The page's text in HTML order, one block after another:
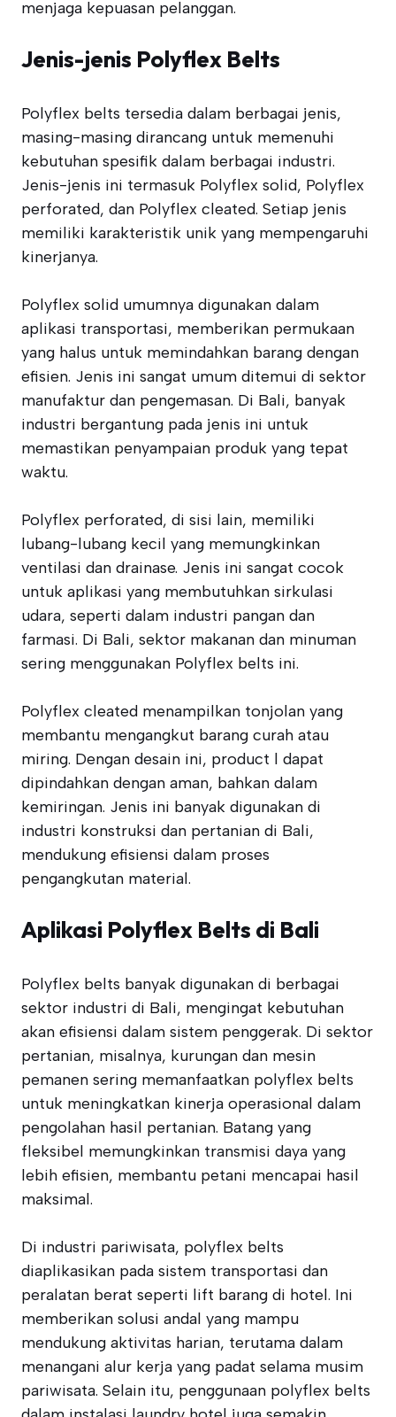
menjaga kepuasan pelanggan.
Jenis-jenis Polyflex Belts
Polyflex belts tersedia dalam berbagai jenis,
masing-masing dirancang untuk memenuhi
kebutuhan spesifik dalam berbagai industri.
Jenis-jenis ini termasuk Polyflex solid, Polyflex
perforated, dan Polyflex cleated. Setiap jenis
memiliki karakteristik unik yang mempengaruhi
kinerjanya.
Polyflex solid umumnya digunakan dalam
aplikasi transportasi, memberikan permukaan
yang halus untuk memindahkan barang dengan
efisien. Jenis ini sangat umum ditemui di sektor
manufaktur dan pengemasan. Di Bali, banyak
industri bergantung pada jenis ini untuk
memastikan penyampaian produk yang tepat
waktu.
Polyflex perforated, di sisi lain, memiliki
lubang-lubang kecil yang memungkinkan
ventilasi dan drainase. Jenis ini sangat cocok
untuk aplikasi yang membutuhkan sirkulasi
udara, seperti dalam industri pangan dan
farmasi. Di Bali, sektor makanan dan minuman
sering menggunakan Polyflex belts ini.
Polyflex cleated menampilkan tonjolan yang
membantu mengangkut barang curah atau
miring. Dengan desain ini, product l dapat
dipindahkan dengan aman, bahkan dalam
kemiringan. Jenis ini banyak digunakan di
industri konstruksi dan pertanian di Bali,
mendukung efisiensi dalam proses
pengangkutan material.
Aplikasi Polyflex Belts di Bali
Polyflex belts banyak digunakan di berbagai
sektor industri di Bali, mengingat kebutuhan
akan efisiensi dalam sistem penggerak. Di sektor
pertanian, misalnya, kurungan dan mesin
pemanen sering memanfaatkan polyflex belts
untuk meningkatkan kinerja operasional dalam
pengolahan hasil pertanian. Batang yang
fleksibel memungkinkan transmisi daya yang
lebih efisien, membantu petani mencapai hasil
maksimal.
Di industri pariwisata, polyflex belts
diaplikasikan pada sistem transportasi dan
peralatan berat seperti lift barang di hotel. Ini
memberikan solusi andal yang mampu
mendukung aktivitas harian, terutama dalam
menangani alur kerja yang padat selama musim
pariwisata. Selain itu, penggunaan polyflex belts